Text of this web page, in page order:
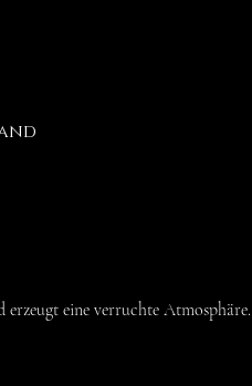
eine verruchte Atmosphäre.